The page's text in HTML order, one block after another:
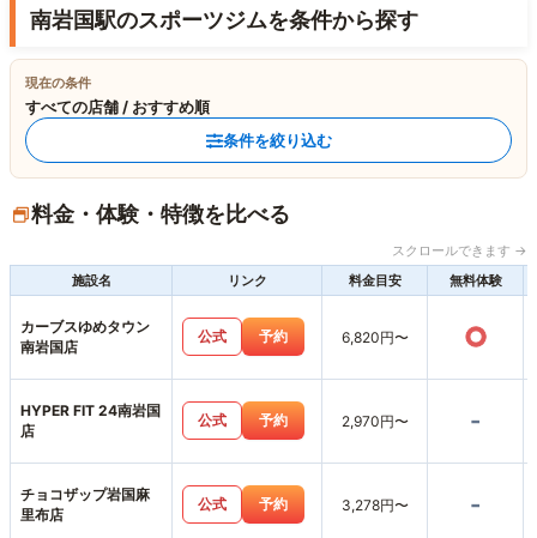
南岩国駅のスポーツジムを条件から探す
現在の条件
すべての店舗 / おすすめ順
条件を絞り込む
料金・体験・特徴を比べる
スクロールできます →
施設名
リンク 料金目安 無料体験
カーブスゆめタウン
南岩国店
公式 予約 6,820円〜 ○
HYPER FIT 24南岩国
店
公式 予約 2,970円〜 -
チョコザップ岩国麻
里布店
公式 予約 3,278円〜 -